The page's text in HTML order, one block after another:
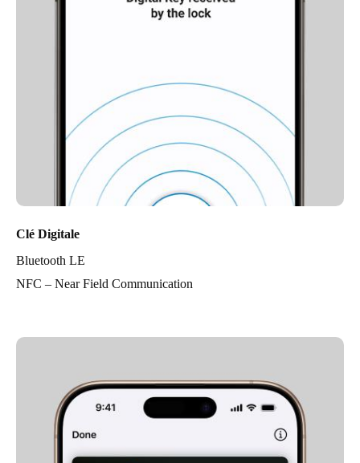
Clé Digitale
Bluetooth LE
NFC – Near Field Communication